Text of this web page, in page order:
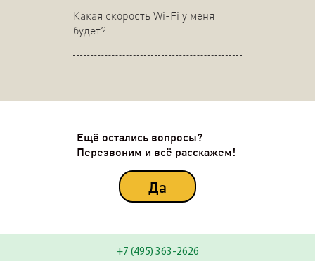
Какая скорость Wi-Fi у меня
будет?
Ещё остались вопросы?
Перезвоним и всё расскажем!
Да
+7 (495) 363-2626